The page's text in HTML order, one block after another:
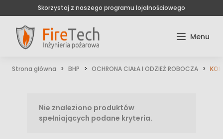
Skorzystaj z naszego programu lojalnościowego
Strona główna BHP OCHRONA CIAŁA I ODZIEŻ ROBOCZA
Nie znaleziono produktów
spełniających podane kryteria.